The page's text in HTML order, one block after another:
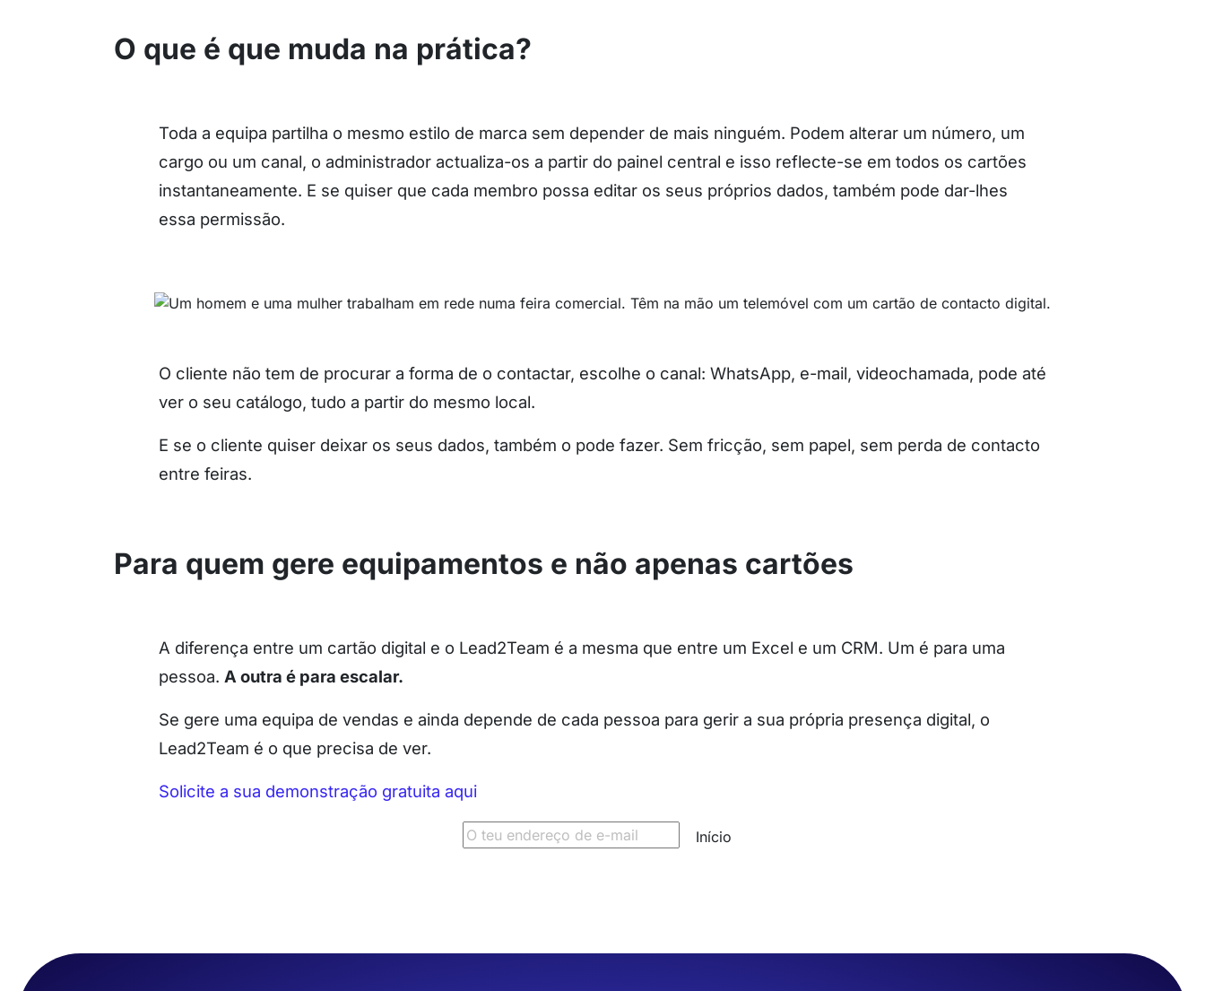
O que é que muda na prática?
Toda a equipa partilha o mesmo estilo de marca sem depender de mais ninguém. Podem alterar um número, um
cargo ou um canal, o administrador actualiza-os a partir do painel central e isso reflecte-se em todos os cartões
instantaneamente. E se quiser que cada membro possa editar os seus próprios dados, também pode dar-lhes
essa permissão.
O cliente não tem de procurar a forma de o contactar, escolhe o canal: WhatsApp, e-mail, videochamada, pode até
ver o seu catálogo, tudo a partir do mesmo local.
E se o cliente quiser deixar os seus dados, também o pode fazer. Sem fricção, sem papel, sem perda de contacto
entre feiras.
Para quem gere equipamentos e não apenas cartões
A diferença entre um cartão digital e o Lead2Team é a mesma que entre um Excel e um CRM. Um é para uma
pessoa. A outra é para escalar.
Se gere uma equipa de vendas e ainda depende de cada pessoa para gerir a sua própria presença digital, o
Lead2Team é o que precisa de ver.
Solicite a sua demonstração gratuita aqui
Início